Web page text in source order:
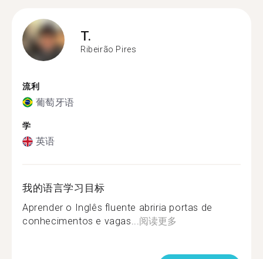
T.
Ribeirão Pires
流利
葡萄牙语
学
英语
我的语言学习目标
Aprender o Inglês fluente abriria portas de
conhecimentos e vagas...阅读更多